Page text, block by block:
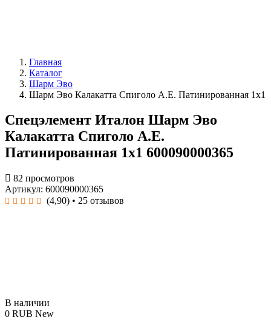
Главная
Каталог
Шарм Эво
Шарм Эво Калакатта Спиголо А.Е. Патинированная 1x1
Спецэлемент Италон Шарм Эво
Калакатта Спиголо А.Е.
Патинированная 1x1 600090000365
82 просмотров
Артикул: 600090000365
(4,90) • 25 отзывов
В наличии
0 RUB New